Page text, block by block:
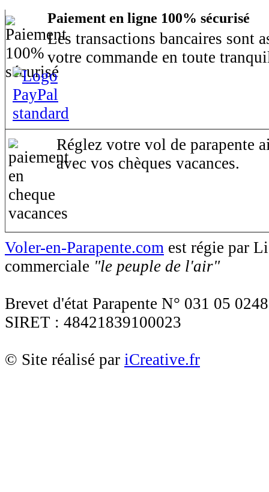
Paiement en ligne 100% sécurisé
Les transactions bancaires sont
votre commande en toute
Réglez votre vol de parapente
avec vos chèques vacances.
Voler-en-Parapente.com est régie par
commerciale "le peuple de l'air"
Brevet d'état Parapente N° 031 05 0248
SIRET : 48421839100023
© Site réalisé par iCreative.fr